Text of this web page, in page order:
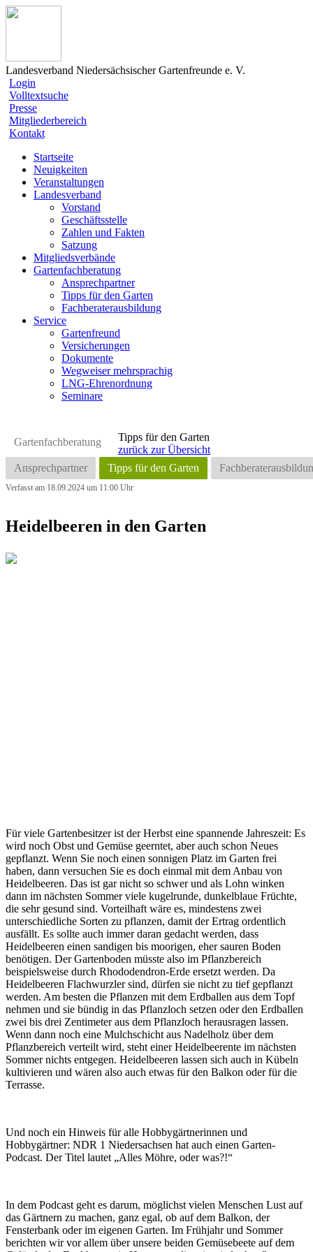
Landesverband Niedersächsischer Gartenfreunde e. V.
Login
Volltextsuche
Presse
Mitgliederbereich
Kontakt
Startseite
Neuigkeiten
Veranstaltungen
Landesverband
Vorstand
Geschäftsstelle
Zahlen und Fakten
Satzung
Mitgliedsverbände
Gartenfachberatung
Ansprechpartner
Tipps für den Garten
Fachberaterausbildung
Service
Gartenfreund
Versicherungen
Dokumente
Wegweiser mehrsprachig
LNG-Ehrenordnung
Seminare
Gartenfachberatung
Ansprechpartner Tipps für den Garten
Tipps für den Garten
zurück zur Übersicht
Verfasst am 18.09.2024 um 11:00 Uhr
Heidelbeeren in den Garten
Für viele Gartenbesitzer ist der Herbst eine spannende Jahreszeit: Es
wird noch Obst und Gemüse geerntet, aber auch schon Neues
gepflanzt. Wenn Sie noch einen sonnigen Platz im Garten frei
haben, dann versuchen Sie es doch einmal mit dem Anbau von
Heidelbeeren. Das ist gar nicht so schwer und als Lohn winken
dann im nächsten Sommer viele kugelrunde, dunkelblaue Früchte,
die sehr gesund sind. Vorteilhaft wäre es, mindestens zwei
unterschiedliche Sorten zu pflanzen, damit der Ertrag ordentlich
ausfällt. Es sollte auch immer daran gedacht werden, dass
Heidelbeeren einen sandigen bis moorigen, eher sauren Boden
benötigen. Der Gartenboden müsste also im Pflanzbereich
beispielsweise durch Rhododendron-Erde ersetzt werden. Da
Heidelbeeren Flachwurzler sind, dürfen sie nicht zu tief gepflanzt
werden. Am besten die Pflanzen mit dem Erdballen aus dem Topf
nehmen und sie bündig in das Pflanzloch setzen oder den Erdballen
zwei bis drei Zentimeter aus dem Pflanzloch herausragen lassen.
Wenn dann noch eine Mulchschicht aus Nadelholz über dem
Pflanzbereich verteilt wird, steht einer Heidelbeerente im nächsten
Sommer nichts entgegen. Heidelbeeren lassen sich auch in Kübeln
kultivieren und wären also auch etwas für den Balkon oder für die
Terrasse.
Und noch ein Hinweis für alle Hobbygärtnerinnen und
Hobbygärtner: NDR 1 Niedersachsen hat auch einen Garten-
Podcast. Der Titel lautet „Alles Möhre, oder was?!“
In dem Podcast geht es darum, möglichst vielen Menschen Lust auf
das Gärtnern zu machen, ganz egal, ob auf dem Balkon, der
Fensterbank oder im eigenen Garten. Im Frühjahr und Sommer
berichten wir vor allem über unsere beiden Gemüsebeete auf dem